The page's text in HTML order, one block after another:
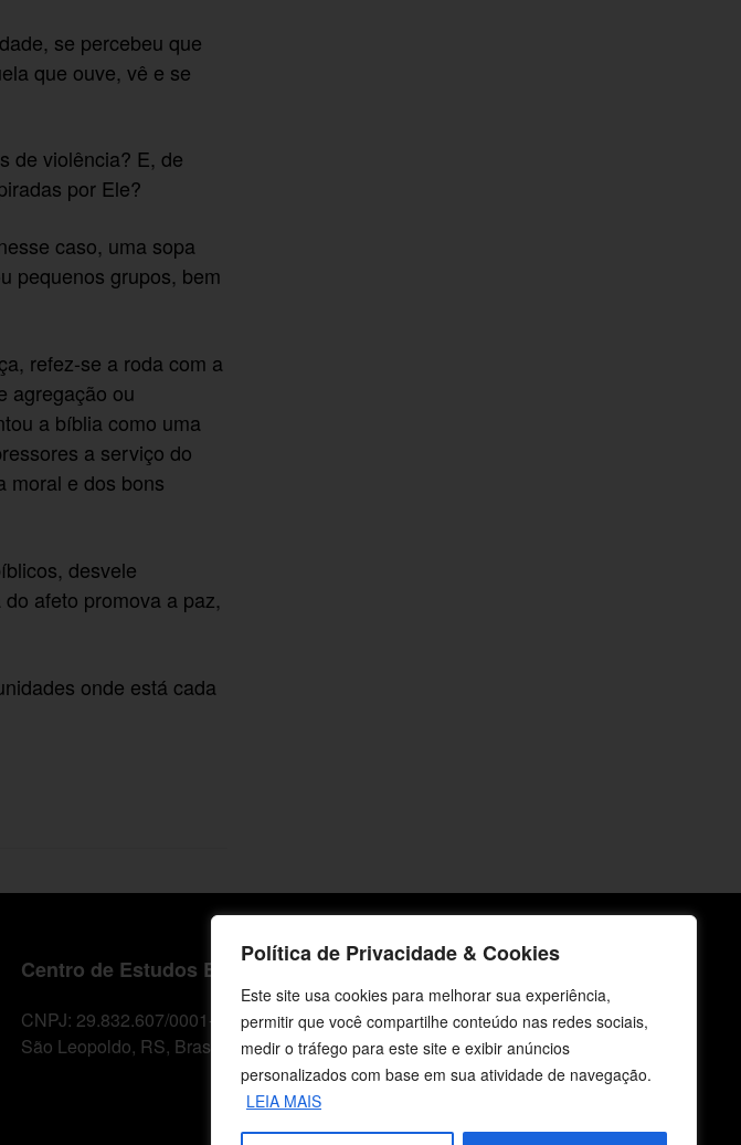
Política de Privacidade & Cookies
Este site usa cookies para melhorar sua experiência,
permitir que você compartilhe conteúdo nas redes sociais,
medir o tráfego para este site e exibir anúncios
personalizados com base em sua atividade de navegação.
LEIA MAIS
se percebeu que
que ouve, vê e se
de violência? E, de
por Ele?
caso, uma sopa
pequenos grupos, bem
refez-se a roda com a
agregação ou
a bíblia como uma
a serviço do
moral e dos bons
desvele
afeto promova a paz,
onde está cada
Centro de Estudos Bíblicos
CNPJ: 29.832.607/0001-10
São Leopoldo, RS, Brasil
Fale Conosco
E-mails
vendas@cebi.org.br
comunicacao@cebi.org.br